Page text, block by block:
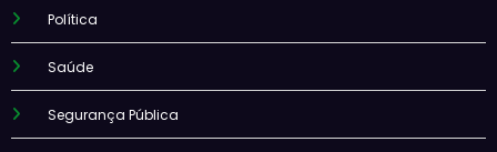
Política
Saúde
Segurança Pública